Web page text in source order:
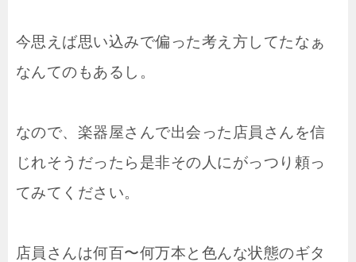
今思えば思い込みで偏った考え方してたなぁ
なんてのもあるし。
なので、楽器屋さんで出会った店員さんを信
じれそうだったら是非その人にがっつり頼っ
てみてください。
店員さんは何百〜何万本と色んな状態のギタ